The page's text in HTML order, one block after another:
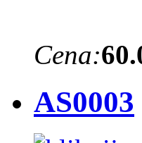
Cena:
AS0003